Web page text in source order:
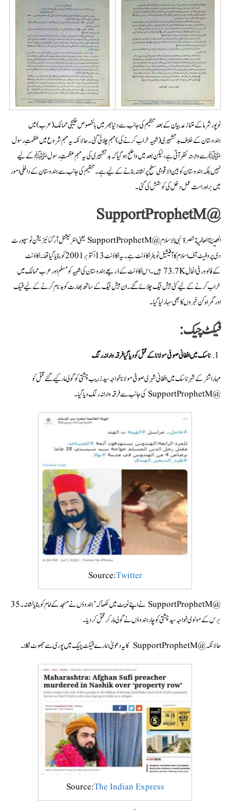
نوپور شرما کے متنازعہ بیان کے بعد تنظیم کی جانب سے دنیا بھر میں بالخصوص خلیجی ممالک (عرب) میں
ہندوستان کے خلاف بد تشہیری (شبیہ خراب کرنے کی) مہم چلائی گئی۔ حالانکہ یہ مہم شروع میں عظمتِ رسول
ﷺ سے وابستہ نظر آتی ہے، لیکن بعد میں واضح ہو گیا کہ بد تشہیری کی یہ مہم عظمتِ رسولﷺ کے لیے
نہیں بلکہ ہندوستان کو بین الاقوامی سطح پر نشانہ بنانے کے لیے ہے۔ تنظیم کی جانب سے ہندوستان کے داخلی امور
میں براہ راست عمل دخل کی کوشش کی گئی۔
@SupportProphetM
الھیئة العالمیة لنصرة نبي الاسلام @SupportProphetM یعنی انٹرنیشنل آرگنائیزیشن ٹو سپورٹ
دی پروفیٹ آف اسلام کا آفیشیل ٹویٹر اکاؤنٹ ہے۔ یہ اکاؤنٹ 13 اکتوبر 2001 کو بنایا گیا تھا۔ اکاؤنٹ
کےفالوور فی الحال 73.7K ہیں۔ اس اکاؤنٹ کے ذریعے ہندوستان کی شبیہ کو مسلم اور عرب ممالک میں
خراب کرنے کے لیے کئی ہیش ٹیگ چلائے گئے۔ ان ہیش ٹیگ کے ساتھ بھارت کو بدنام کرنے کے لیے فیک
اور گمراہ کن خبروں کا بھی سہار لیا گیا۔
فیکٹ چیک:
ناسک میں افغانی صوفی مولانا کے قتل کو دیا گیا فرقہ وارانہ رنگ
مہاراشٹر کے شہر ناسک میں افغانی شہری صوفی مولانا خواجہ سید زریب چشتی کو گولی مار کیے گئے قتل کو
@SupportProphetM کی جانب سےفرقہ وارانہ رنگ دیا گیا۔
Source:Twitter
@SupportProphetM نے اپنے ٹویٹ میں لکھا کہ ’ہندوؤں نے مسجد کے امام کو بنایا نشانہ۔ 35
برس کے مولوی خواجہ سید چشتی کو چار ہندوؤں نے گولی مارکر قتل کر دیا۔
حالانکہ @SupportProphetM کا یہ دعویٰ ہمارے فیکٹ چیک میں پوری سے جھوٹ نکلا۔
Source:The Indian Express